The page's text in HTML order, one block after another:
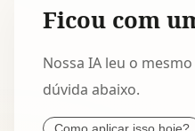
Ficou com
Nossa IA leu o
dúvida abaixo.